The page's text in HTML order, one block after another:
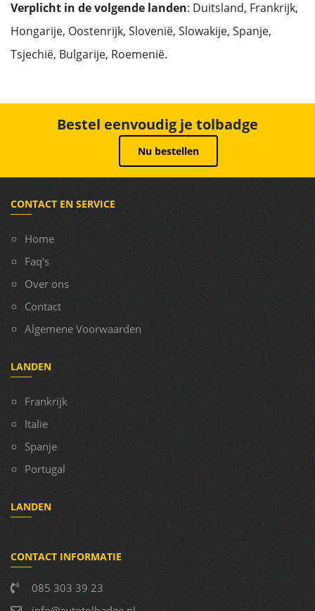
Verplicht in de volgende landen: Duitsland, Frankrijk,
Hongarije, Oostenrijk, Slovenië, Slowakije, Spanje,
Tsjechië, Bulgarije, Roemenië.
Bestel eenvoudig je tolbadge
Nu bestellen
CONTACT EN SERVICE
Home
Faq's
Over ons
Contact
Algemene Voorwaarden
LANDEN
Frankrijk
Italie
Spanje
Portugal
LANDEN
CONTACT INFORMATIE
085 303 39 23